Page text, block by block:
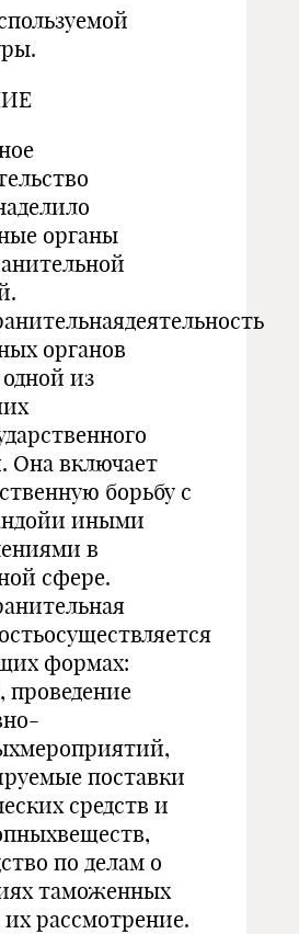
органы
органов
из
Она включает
борьбу с
иными
в
сфере.
формах:
проведение
поставки
средств и
по делам о
таможенных
рас­смотрение.